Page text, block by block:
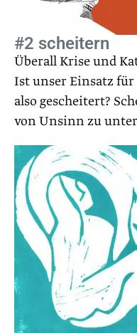
#2 scheitern
Überall Krise und
Ist unser Einsatz
also gescheitert?
von Unsinn zu